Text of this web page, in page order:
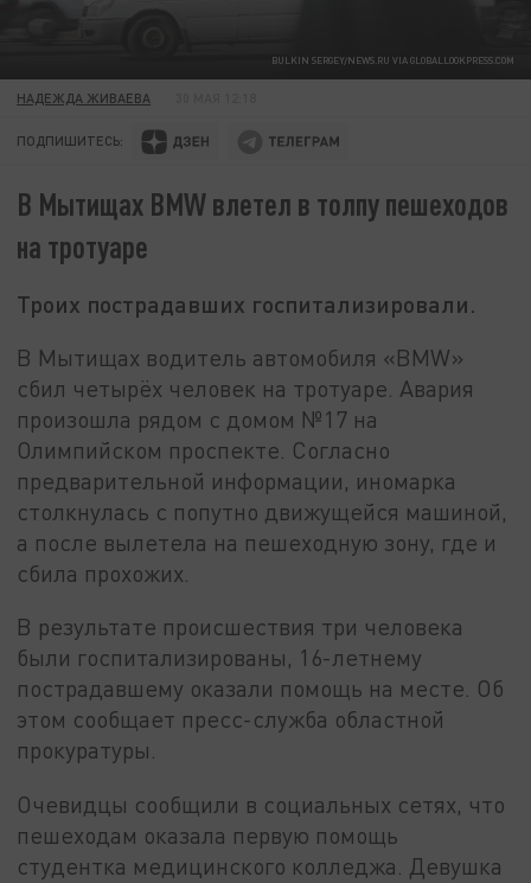
BULKIN SERGEY/NEWS.RU VIA GLOBALLOOKPRESS.COM
НАДЕЖДА ЖИВАЕВА
ПОДПИШИТЕСЬ:
В Мытищах BMW влетел в толпу пешеходов
на тротуаре
Троих пострадавших госпитализировали.
В Мытищах водитель автомобиля «BMW»
сбил четырёх человек на тротуаре. Авария
произошла рядом с домом №17 на
Олимпийском проспекте. Согласно
предварительной информации, иномарка
столкнулась с попутно движущейся машиной,
а после вылетела на пешеходную зону, где и
сбила прохожих.
В результате происшествия три человека
были госпитализированы, 16-летнему
пострадавшему оказали помощь на месте. Об
этом сообщает пресс-служба областной
прокуратуры.
Очевидцы сообщили в социальных сетях, что
пешеходам оказала первую помощь
студентка медицинского колледжа. Девушка